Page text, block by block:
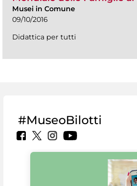
Musei in Comune
09/10/2016
Didattica per tutti
#MuseoBilotti